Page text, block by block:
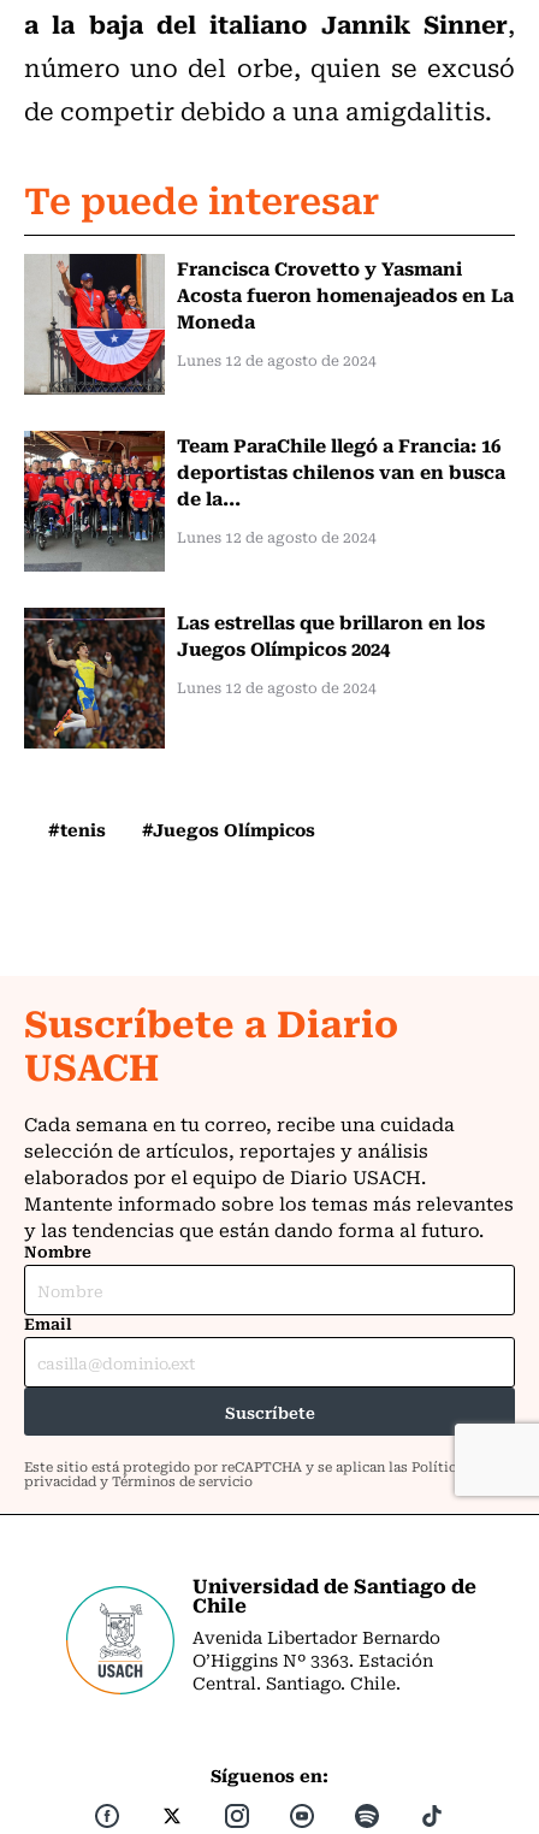
a la baja del italiano Jannik Sinner,
número uno del orbe, quien se excusó
de competir debido a una amigdalitis.
Te puede interesar
Francisca Crovetto y Yasmani
Acosta fueron homenajeados en La
Moneda
Lunes 12 de agosto de 2024
Team ParaChile llegó a Francia: 16
deportistas chilenos van en busca
de la...
Lunes 12 de agosto de 2024
Las estrellas que brillaron en los
Juegos Olímpicos 2024
Lunes 12 de agosto de 2024
#tenis #Juegos Olímpicos
Universidad de Santiago de
Chile
Avenida Libertador Bernardo
O’Higgins Nº 3363. Estación
Central. Santiago. Chile.
Síguenos en: